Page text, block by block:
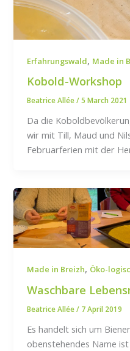
Erfahrungswald, Made in
Kobold-Workshop
Beatrice Allée/5 March 2021
Da die
wir mit Till, Maud und
Februarferien mit der
Made in Breizh, Öko-
Waschbare
Beatrice Allée/ 7 April 2019
Es handelt sich um
obenstehendes Name